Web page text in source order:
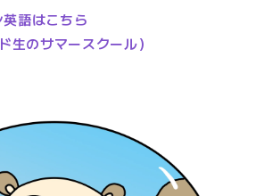
語はこちら
生のサマースクール）